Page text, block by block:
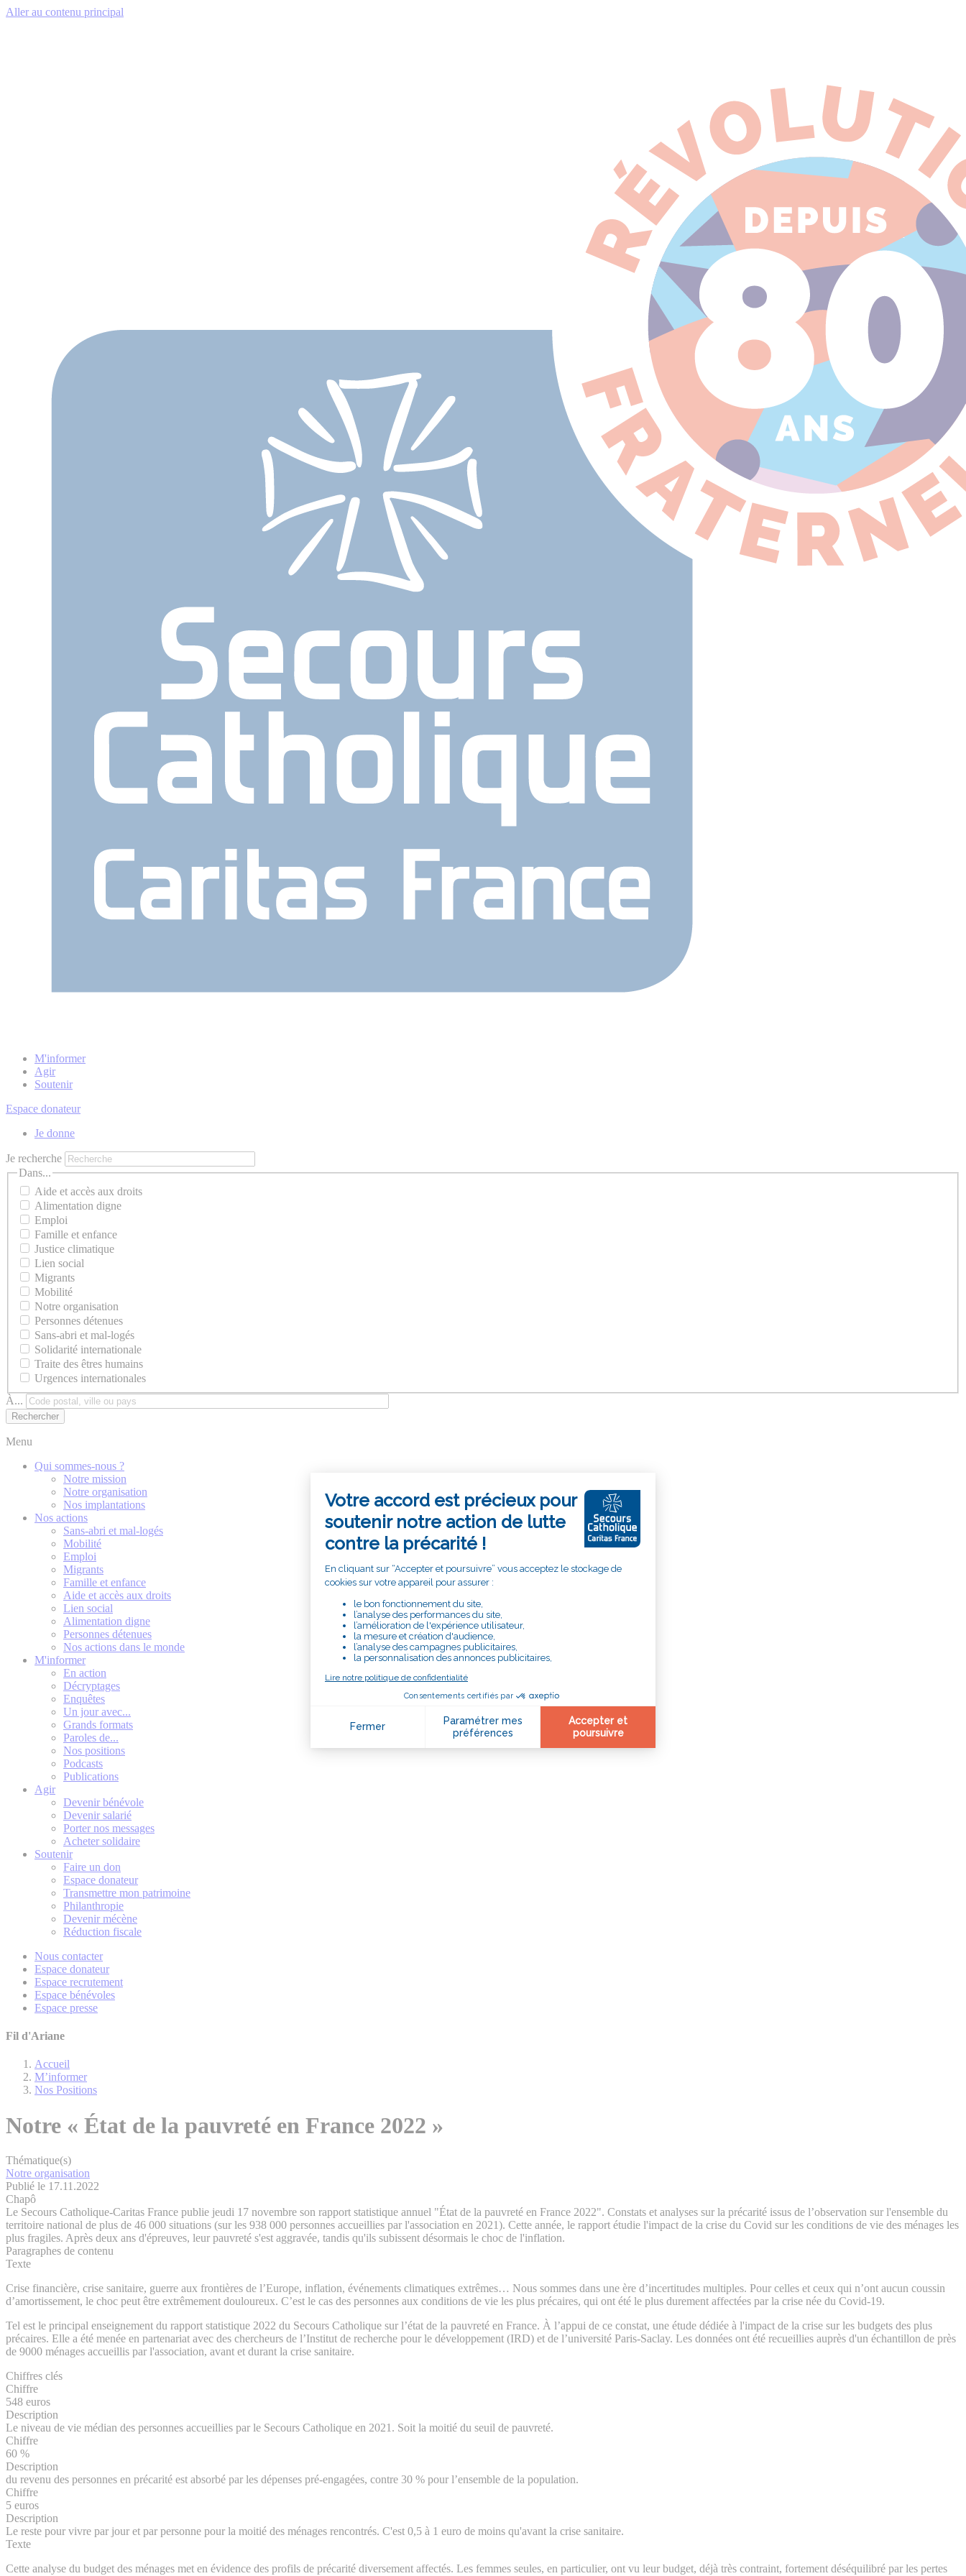
Aller au contenu principal
M'informer
Agir
Soutenir
Espace donateur
Je donne
Je recherche
Dans...
Aide et accès aux droits
Alimentation digne
Emploi
Famille et enfance
Justice climatique
Lien social
Migrants
Mobilité
Notre organisation
Personnes détenues
Sans-abri et mal-logés
Solidarité internationale
Traite des êtres humains
Urgences internationales
À...
Menu
Qui sommes-nous ?
Notre mission
Notre organisation
Nos implantations
Nos actions
Sans-abri et mal-logés
Mobilité
Emploi
Migrants
Famille et enfance
Aide et accès aux droits
Lien social
Alimentation digne
Personnes détenues
Nos actions dans le monde
M'informer
En action
Décryptages
Enquêtes
Un jour avec...
Grands formats
Paroles de...
Nos positions
Podcasts
Publications
Agir
Devenir bénévole
Devenir salarié
Porter nos messages
Acheter solidaire
Soutenir
Faire un don
Espace donateur
Transmettre mon patrimoine
Philanthropie
Devenir mécène
Réduction fiscale
Nous contacter
Espace donateur
Espace recrutement
Espace bénévoles
Espace presse
Fil d'Ariane
Accueil
M’informer
Nos Positions
Notre « État de la pauvreté en France 2022 »
Thématique(s)
Notre organisation
Publié le 17.11.2022
Chapô
Le Secours Catholique-Caritas France publie jeudi 17 novembre son rapport statistique annuel "État de la pauvreté en France 2022". Constats et analyses sur la précarité issus de l’observation sur l'ensemble du
territoire national de plus de 46 000 situations (sur les 938 000 personnes accueillies par l'association en 2021). Cette année, le rapport étudie l'impact de la crise du Covid sur les conditions de vie des ménages les
plus fragiles. Après deux ans d'épreuves, leur pauvreté s'est aggravée, tandis qu'ils subissent désormais le choc de l'inflation.
Paragraphes de contenu
Texte
Crise financière, crise sanitaire, guerre aux frontières de l’Europe, inflation, événements climatiques extrêmes… Nous sommes dans une ère d’incertitudes multiples. Pour celles et ceux qui n’ont aucun coussin
d’amortissement, le choc peut être extrêmement douloureux. C’est le cas des personnes aux conditions de vie les plus précaires, qui ont été le plus durement affectées par la crise née du Covid-19.
Tel est le principal enseignement du rapport statistique 2022 du Secours Catholique sur l’état de la pauvreté en France. À l’appui de ce constat, une étude dédiée à l'impact de la crise sur les budgets des plus
précaires. Elle a été menée en partenariat avec des chercheurs de l’Institut de recherche pour le développement (IRD) et de l’université Paris-Saclay. Les données ont été recueillies auprès d'un échantillon de près
de 9000 ménages accueillis par l'association, avant et durant la crise sanitaire.
Chiffres clés
Chiffre
548 euros
Description
Le niveau de vie médian des personnes accueillies par le Secours Catholique en 2021. Soit la moitié du seuil de pauvreté.
Chiffre
60 %
Description
du revenu des personnes en précarité est absorbé par les dépenses pré-engagées, contre 30 % pour l’ensemble de la population.
Chiffre
5 euros
Description
Le reste pour vivre par jour et par personne pour la moitié des ménages rencontrés. C'est 0,5 à 1 euro de moins qu'avant la crise sanitaire.
Texte
Cette analyse du budget des ménages met en évidence des profils de précarité diversement affectés. Les femmes seules, en particulier, ont vu leur budget, déjà très contraint, fortement déséquilibré par les pertes